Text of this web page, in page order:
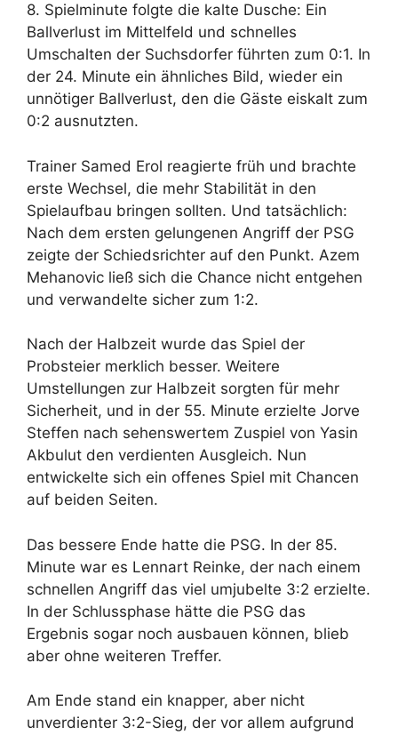
8. Spielminute folgte die kalte Dusche: Ein
Ballverlust im Mittelfeld und schnelles
Umschalten der Suchsdorfer führten zum 0:1. In
der 24. Minute ein ähnliches Bild, wieder ein
unnötiger Ballverlust, den die Gäste eiskalt zum
0:2 ausnutzten.
Trainer Samed Erol reagierte früh und brachte
erste Wechsel, die mehr Stabilität in den
Spielaufbau bringen sollten. Und tatsächlich:
Nach dem ersten gelungenen Angriff der PSG
zeigte der Schiedsrichter auf den Punkt. Azem
Mehanovic ließ sich die Chance nicht entgehen
und verwandelte sicher zum 1:2.
Nach der Halbzeit wurde das Spiel der
Probsteier merklich besser. Weitere
Umstellungen zur Halbzeit sorgten für mehr
Sicherheit, und in der 55. Minute erzielte Jorve
Steffen nach sehenswertem Zuspiel von Yasin
Akbulut den verdienten Ausgleich. Nun
entwickelte sich ein offenes Spiel mit Chancen
auf beiden Seiten.
Das bessere Ende hatte die PSG. In der 85.
Minute war es Lennart Reinke, der nach einem
schnellen Angriff das viel umjubelte 3:2 erzielte.
In der Schlussphase hätte die PSG das
Ergebnis sogar noch ausbauen können, blieb
aber ohne weiteren Treffer.
Am Ende stand ein knapper, aber nicht
unverdienter 3:2-Sieg, der vor allem aufgrund